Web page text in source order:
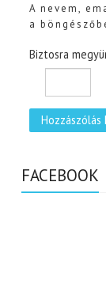
A nevem,
a
Biztosra
FACEBOOK